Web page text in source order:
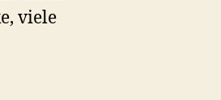
viele